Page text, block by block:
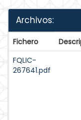
Archivos:
Fichero
FQLIC-
267641.pdf